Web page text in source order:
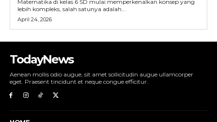
Matematika di kelas 6 SD mulai memperkenalkan konsep yang
lebih kompleks, salah satunya adalah...
April 24, 2026
TodayNews
Aenean mollis odio augue, sit amet sollicitudin augue ullamcorper
eget. Praesent tincidunt et neque congue efficitur.